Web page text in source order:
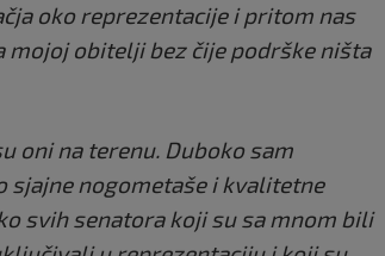
oko reprezentacije i pritom nas
obitelji bez čije podrške ništa
oni na terenu. Duboko sam
nogometaše i kvalitetne
svih senatora koji su sa mnom bili